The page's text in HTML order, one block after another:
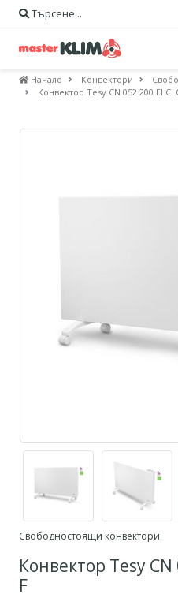
Търсене...
Начало Конвектори
Конвектор Tesy CN 052 200 EI
Свободностоящи конвектори
Конвектор Tesy CN
F